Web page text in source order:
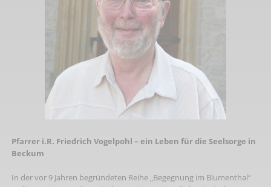
Pfarrer i.R. Friedrich Vogelpohl – ein Leben für die Seelsorge in
Beckum
In der vor 9 Jahren begründeten Reihe „Begegnung im Blumenthal“